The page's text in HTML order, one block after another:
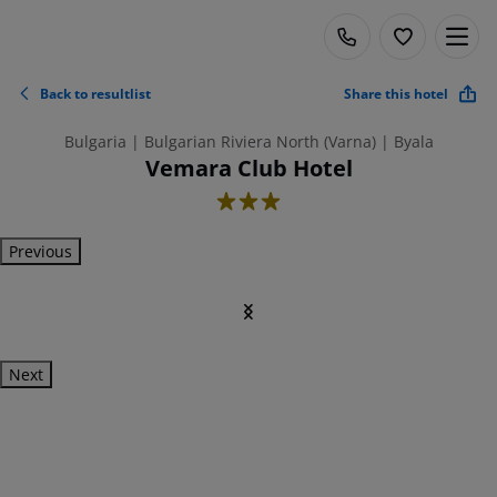
Back to resultlist Share this hotel
Bulgaria | Bulgarian Riviera North (Varna) | Byala
Vemara Club Hotel
3
Previous
Next